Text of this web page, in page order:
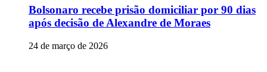
Bolsonaro recebe prisão domiciliar por 90 dias
após decisão de Alexandre de Moraes
24 de março de 2026